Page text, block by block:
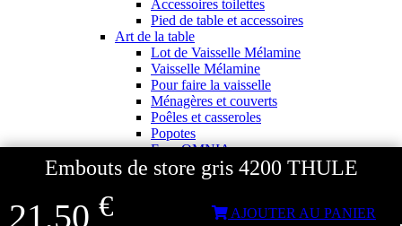
Embouts de store gris 4200 THULE
21,50 € AJOUTER AU PANIER
Accessoires toilettes
Pied de table et accessoires
Art de la table
Lot de Vaisselle Mélamine
Vaisselle Mélamine
Pour faire la vaisselle
Ménagères et couverts
Poêles et casseroles
Popotes
Four OMNIA
Thé ou café
Pour faire le ménage